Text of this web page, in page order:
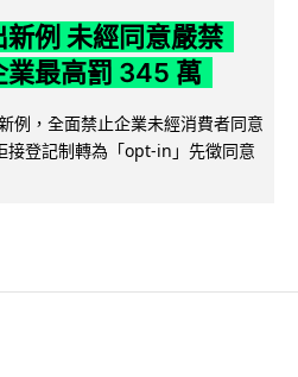
新例 未經同意嚴禁
最高罰 345 萬
例，全面禁止企業未經消費者同意
登記制轉為「opt-in」先徵同意